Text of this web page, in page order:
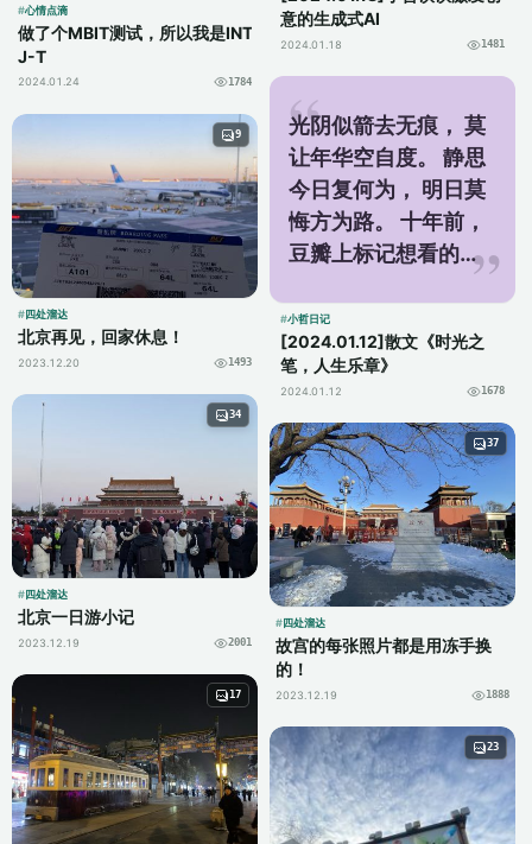
心情点滴
做了个MBIT测试，所以我是INT
J-T
2024.01.24 1784
术正在崭露头角，那
意的生成式AI
2024.01.18 1481
光阴似箭去无痕， 莫
让年华空自度。 静思
今日复何为， 明日莫
悔方为路。 十年前，
豆瓣上标记想看的电
在目。今终得以观
之，我不禁感慨万
千。时光荏苒，岁月
小哲日记
[2024.01.12]散文《时光之
笔，人生乐章》
2024.01.12 1678
9
四处溜达
北京再见，回家休息！
2023.12.20 1493
34
四处溜达
北京一日游小记
2023.12.19 2001
37
四处溜达
故宫的每张照片都是用冻手换
的！
2023.12.19 1888
17
23